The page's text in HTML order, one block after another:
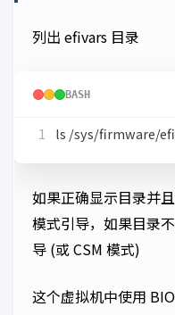
列出 efivars 目录
BASH
如果正确显示目录并
模式引导，如果目录
导 (或 CSM 模式)
这个虚拟机中使用